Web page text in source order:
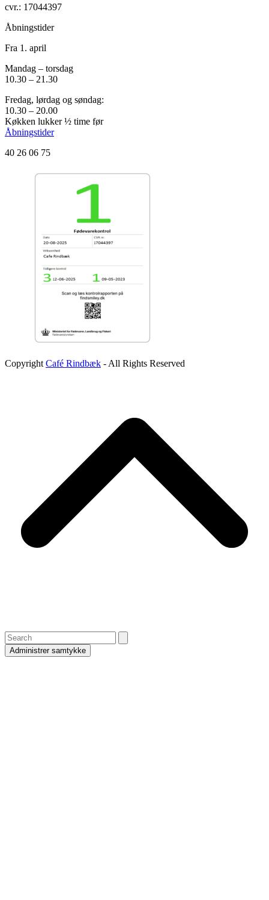
cvr.: 17044397
Åbningstider
Fra 1. april
Mandag – torsdag
10.30 – 21.30
Fredag, lørdag og søndag:
10.30 – 20.00
Køkken lukker ½ time før
Åbningstider
40 26 06 75
Copyright Café Rindbæk - All Rights Reserved
Search
Administrer samtykke